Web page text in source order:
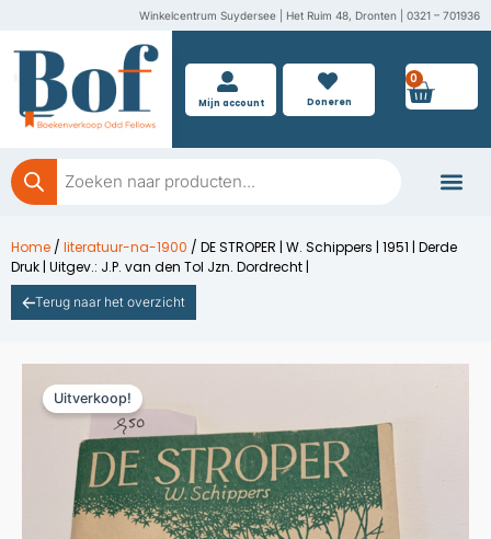
inhoud
Winkelcentrum Suydersee | Het Ruim 48, Dronten | 0321 – 701936
Mijn account Doneren
0
Producten
zoeken
Home / literatuur-na-1900 / DE STROPER | W. Schippers | 1951 | Derde
Druk | Uitgev.: J.P. van den Tol Jzn. Dordrecht |
Terug naar het overzicht
Uitverkoop!